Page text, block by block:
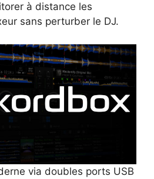
à distance les
sans perturber le DJ.
via doubles ports USB